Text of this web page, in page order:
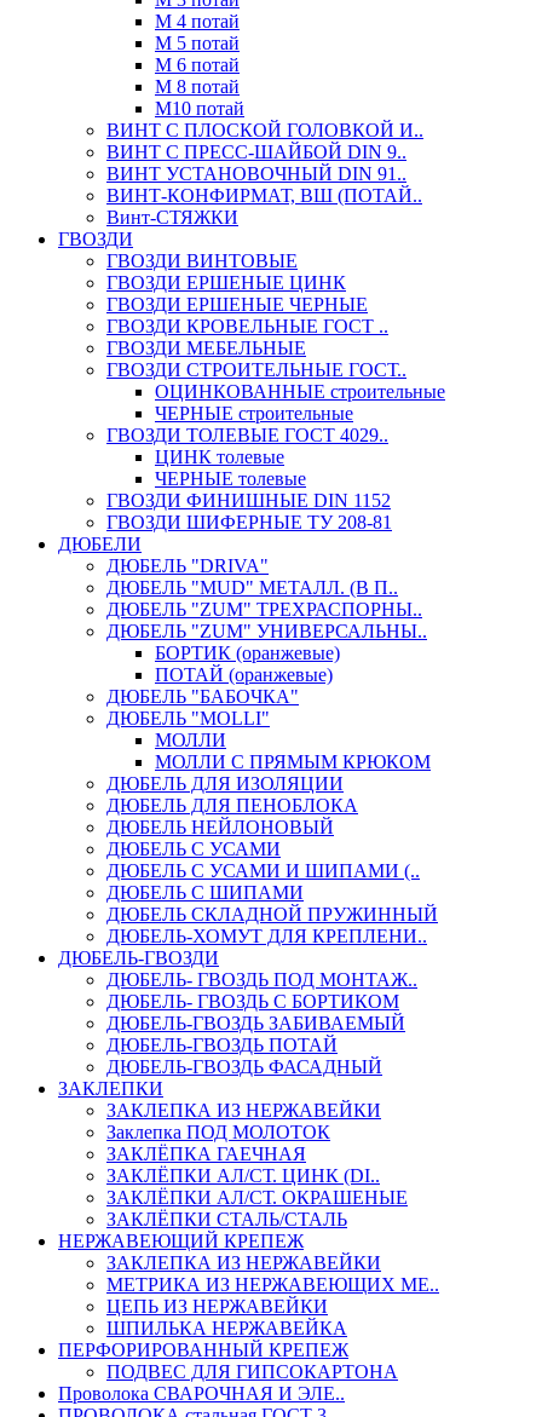
М 4 потай
М 5 потай
М 6 потай
М 8 потай
М10 потай
ВИНТ С ПЛОСКОЙ ГОЛОВКОЙ И..
ВИНТ С ПРЕСС-ШАЙБОЙ DIN 9..
ВИНТ УСТАНОВОЧНЫЙ DIN 91..
ВИНТ-КОНФИРМАТ, ВШ (ПОТАЙ..
Винт-СТЯЖКИ
ГВОЗДИ
ГВОЗДИ ВИНТОВЫЕ
ГВОЗДИ ЕРШЕНЫЕ ЦИНК
ГВОЗДИ ЕРШЕНЫЕ ЧЕРНЫЕ
ГВОЗДИ КРОВЕЛЬНЫЕ ГОСТ ..
ГВОЗДИ МЕБЕЛЬНЫЕ
ГВОЗДИ СТРОИТЕЛЬНЫЕ ГОСТ..
ОЦИНКОВАННЫЕ строительные
ЧЕРНЫЕ строительные
ГВОЗДИ ТОЛЕВЫЕ ГОСТ 4029..
ЦИНК толевые
ЧЕРНЫЕ толевые
ГВОЗДИ ФИНИШНЫЕ DIN 1152
ГВОЗДИ ШИФЕРНЫЕ ТУ 208-81
ДЮБЕЛИ
ДЮБЕЛЬ "DRIVA"
ДЮБЕЛЬ "MUD" МЕТАЛЛ. (В П..
ДЮБЕЛЬ "ZUM" ТРЕХРАСПОРНЫ..
ДЮБЕЛЬ "ZUM" УНИВЕРСАЛЬНЫ..
БОРТИК (оранжевые)
ПОТАЙ (оранжевые)
ДЮБЕЛЬ "БАБОЧКА"
ДЮБЕЛЬ "МOLLI"
МОЛЛИ
МОЛЛИ С ПРЯМЫМ КРЮКОМ
ДЮБЕЛЬ ДЛЯ ИЗОЛЯЦИИ
ДЮБЕЛЬ ДЛЯ ПЕНОБЛОКА
ДЮБЕЛЬ НЕЙЛОНОВЫЙ
ДЮБЕЛЬ С УСАМИ
ДЮБЕЛЬ С УСАМИ И ШИПАМИ (..
ДЮБЕЛЬ С ШИПАМИ
ДЮБЕЛЬ СКЛАДНОЙ ПРУЖИННЫЙ
ДЮБЕЛЬ-ХОМУТ ДЛЯ КРЕПЛЕНИ..
ДЮБЕЛЬ-ГВОЗДИ
ДЮБЕЛЬ- ГВОЗДЬ ПОД МОНТАЖ..
ДЮБЕЛЬ- ГВОЗДЬ С БОРТИКОМ
ДЮБЕЛЬ-ГВОЗДЬ ЗАБИВАЕМЫЙ
ДЮБЕЛЬ-ГВОЗДЬ ПОТАЙ
ДЮБЕЛЬ-ГВОЗДЬ ФАСАДНЫЙ
ЗАКЛЕПКИ
ЗАКЛЕПКА ИЗ НЕРЖАВЕЙКИ
Заклепка ПОД МОЛОТОК
ЗАКЛЁПКА ГАЕЧНАЯ
ЗАКЛЁПКИ АЛ/СТ. ЦИНК (DI..
ЗАКЛЁПКИ АЛ/СТ. ОКРАШЕНЫЕ
ЗАКЛЁПКИ СТАЛЬ/СТАЛЬ
НЕРЖАВЕЮЩИЙ КРЕПЕЖ
ЗАКЛЕПКА ИЗ НЕРЖАВЕЙКИ
МЕТРИКА ИЗ НЕРЖАВЕЮЩИХ МЕ..
ЦЕПЬ ИЗ НЕРЖАВЕЙКИ
ШПИЛЬКА НЕРЖАВЕЙКА
ПЕРФОРИРОВАННЫЙ КРЕПЕЖ
ПОДВЕС ДЛЯ ГИПСОКАРТОНА
Проволока СВАРОЧНАЯ И ЭЛЕ..